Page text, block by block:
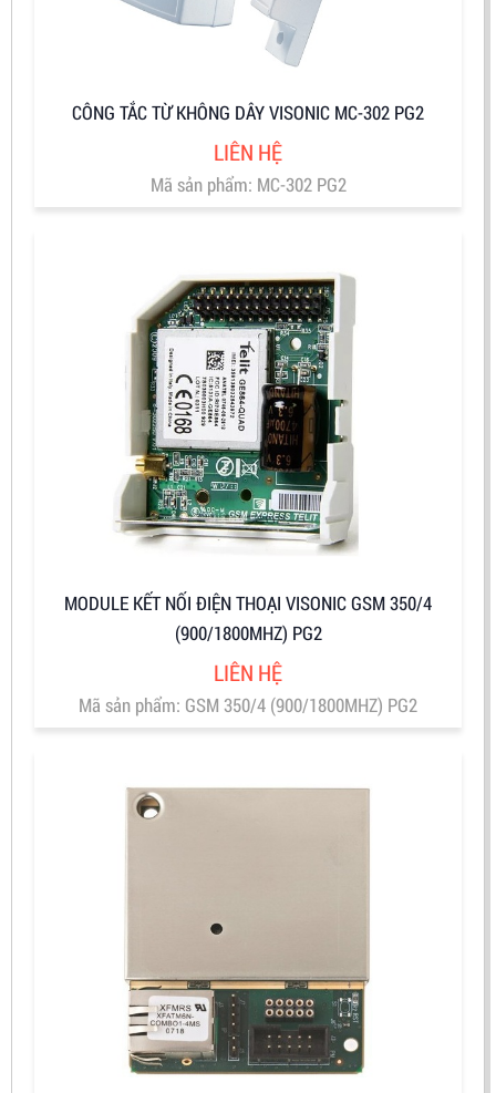
CÔNG TẮC TỪ KHÔNG DÂY VISONIC MC-302 PG2
LIÊN HỆ
Mã sản phẩm: MC-302 PG2
MODULE KẾT NỐI ĐIỆN THOẠI VISONIC GSM 350/4
(900/1800MHZ) PG2
LIÊN HỆ
Mã sản phẩm: GSM 350/4 (900/1800MHZ) PG2